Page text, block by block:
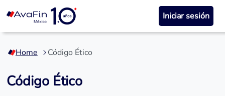
Saltar
contenido
Iniciar sesión
Home Código Ético
Código Ético